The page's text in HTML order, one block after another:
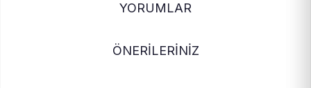
YORUMLAR
ÖNERİLERİNİZ